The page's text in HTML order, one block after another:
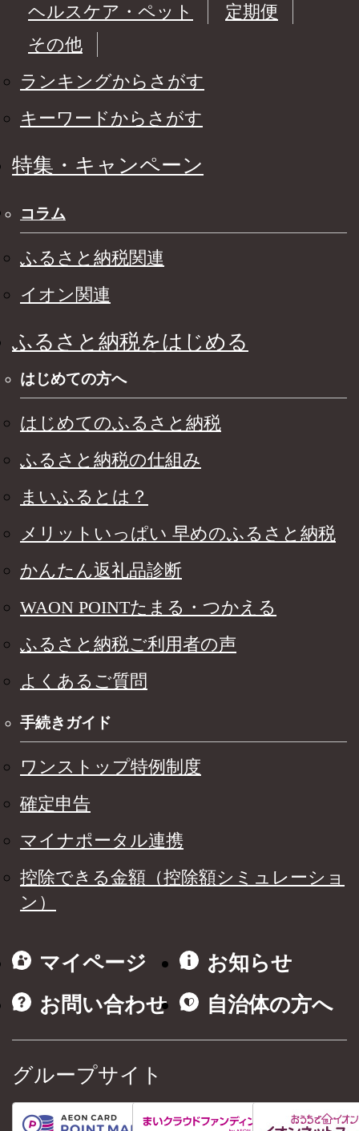
ヘルスケア・ペット
定期便
その他
ランキングからさがす
キーワードからさがす
特集・キャンペーン
コラム
ふるさと納税関連
イオン関連
ふるさと納税をはじめる
はじめての方へ
はじめてのふるさと納税
ふるさと納税の仕組み
まいふるとは？
メリットいっぱい 早めのふるさと納税
かんたん返礼品診断
WAON POINTたまる・つかえる
ふるさと納税ご利用者の声
よくあるご質問
手続きガイド
ワンストップ特例制度
確定申告
マイナポータル連携
控除できる金額（控除額シミュレーショ
ン）
マイページ
お知らせ
お問い合わせ
自治体の方へ
グループサイト